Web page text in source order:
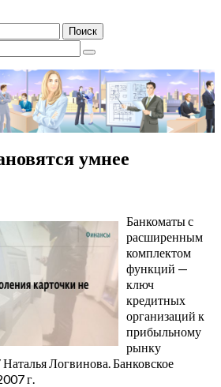
умнее
Банкоматы с
расширенным
комплектом
функций —
ключ
кредитных
организаций к
прибыльному
рынку
Логвинова. Банковское
г.